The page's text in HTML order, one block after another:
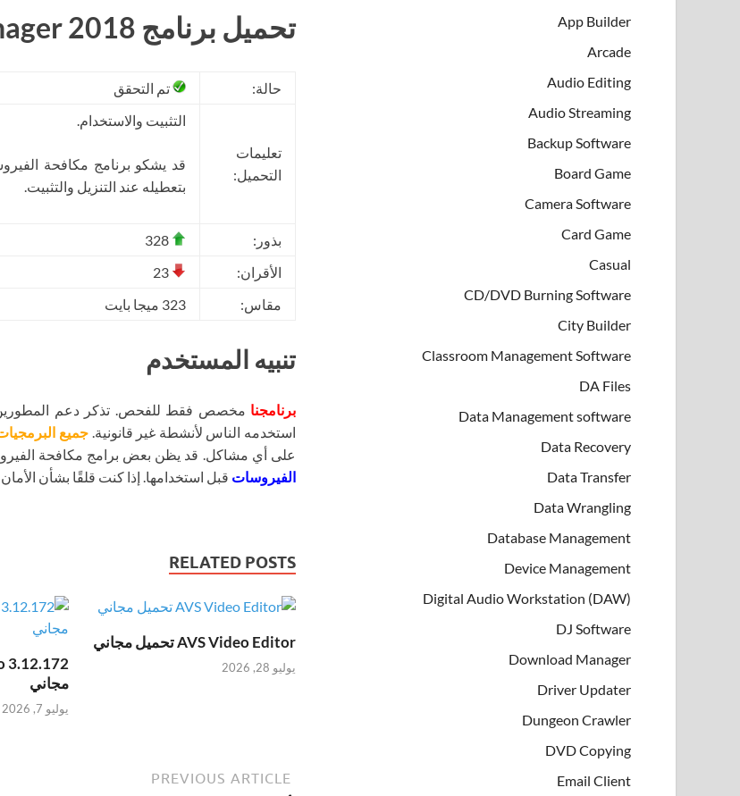
تحميل برنامج Paragon Partition Manager 2018 مجانا
حالة: تم التحقق
تعليمات
التحميل:
التثبيت والاستخدام.
قد يشكو برنامج مكافحة
بتعطيله عند التنزيل والتثبيت.
بذور:
الأقران:
مقاس:
323 ميجا بايت
تنبيه المستخدم
برنامجنا مخصص فقط للفحص. تذكر دعم المطورين
استخدمه الناس لأنشطة غير قانونية. جميع
على أي مشاكل. قد يظن بعض برامج مكافحة
الفيروسات قبل استخدامها. إذا كنت قلقًا بشأن الأمان،
RELATED POSTS
AVS Video Editor تحميل مجاني
يوليو 28, 2026
مجاني
يوليو 7, 2026
PREVIOUS ARTICLE
App Builder
Arcade
Audio Editing
Audio Streaming
Backup Software
Board Game
Camera Software
Card Game
Casual
CD/DVD Burning Software
City Builder
Classroom Management Software
DA Files
Data Management software
Data Recovery
Data Transfer
Data Wrangling
Database Management
Device Management
Digital Audio Workstation (DAW)
DJ Software
Download Manager
Driver Updater
Dungeon Crawler
DVD Copying
Email Client